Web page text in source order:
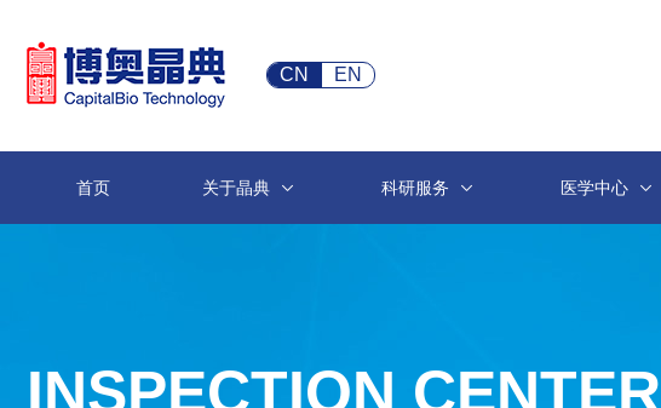
CN EN
首页 关于晶典 科研服务 医学中心
INSPECTION CENTER